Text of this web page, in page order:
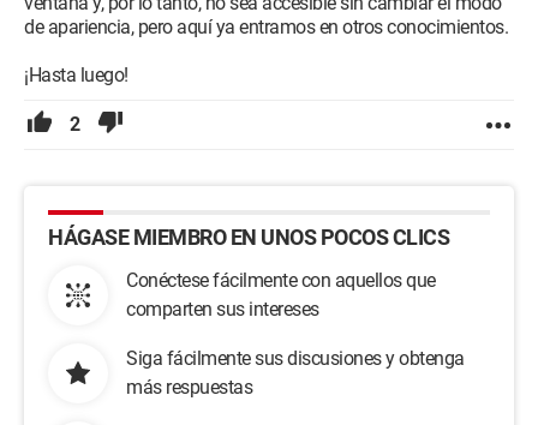
de apariencia, pero aquí ya entramos en otros conocimientos.
¡Hasta luego!
2
HÁGASE MIEMBRO EN UNOS POCOS CLICS
Conéctese fácilmente con aquellos que
comparten sus intereses
Siga fácilmente sus discusiones y obtenga
más respuestas